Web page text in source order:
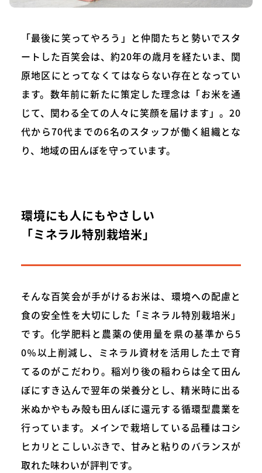
「最後に笑ってやろう」と仲間たちと勢いでスタ
ートした百笑会は、約20年の歳月を経たいま、関
原地区にとってなくてはならない存在となってい
ます。数年前に新たに策定した理念は「お米を通
じて、関わる全ての人々に笑顔を届けます」。20
代から70代までの6名のスタッフが働く組織とな
り、地域の田んぼを守っています。
環境にも人にもやさしい
「ミネラル特別栽培米」
そんな百笑会が手がけるお米は、環境への配慮と
食の安全性を大切にした「ミネラル特別栽培米」
です。化学肥料と農薬の使用量を県の基準から5
0％以上削減し、ミネラル資材を活用した土で育
てるのがこだわり。稲刈り後の稲わらは全て田ん
ぼにすき込んで翌年の栄養分とし、精米時に出る
米ぬかやもみ殻も田んぼに還元する循環型農業を
行っています。メインで栽培している品種はコシ
ヒカリとこしいぶきで、甘みと粘りのバランスが
取れた味わいが評判です。